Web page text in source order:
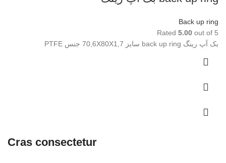
Back up ring
Rated 5.00 out of 5
بک آپ رینگ back up ring سایز 70,6X80X1,7 جنس PTFE
Cras consectetur